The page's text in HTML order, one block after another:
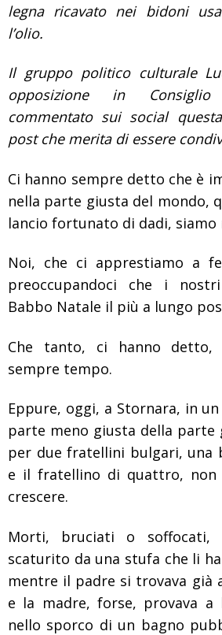
legna ricavato nei bidoni
l’olio.
Il gruppo politico culturale
opposizione in
commentato sui social
post che merita di essere
Ci hanno sempre detto che è
nella parte giusta del mondo,
lancio fortunato di dadi, siamo
Noi, che ci apprestiamo a
preoccupandoci che i
Babbo Natale il più a lungo
Che tanto, ci hanno detto,
sempre tempo.
Eppure, oggi, a Stornara, in
parte meno giusta della parte
per due fratellini bulgari, una
e il fratellino di quattro,
crescere.
Morti, bruciati o soffocati,
scaturito da una stufa che li
mentre il padre si trovava già
e la madre, forse, provava a
nello sporco di un bagno